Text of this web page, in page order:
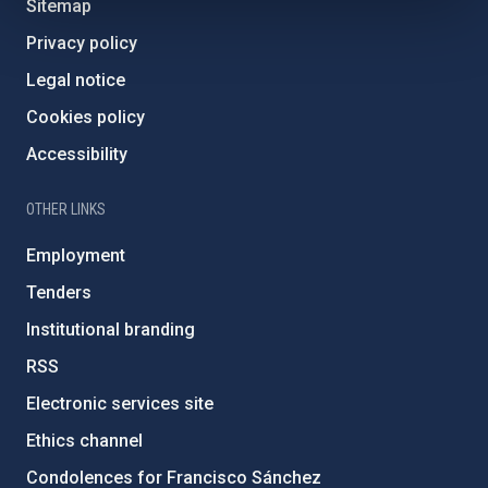
Sitemap
Privacy policy
Legal notice
Cookies policy
Accessibility
OTHER LINKS
Employment
Tenders
Institutional branding
RSS
Electronic services site
Ethics channel
Condolences for Francisco Sánchez